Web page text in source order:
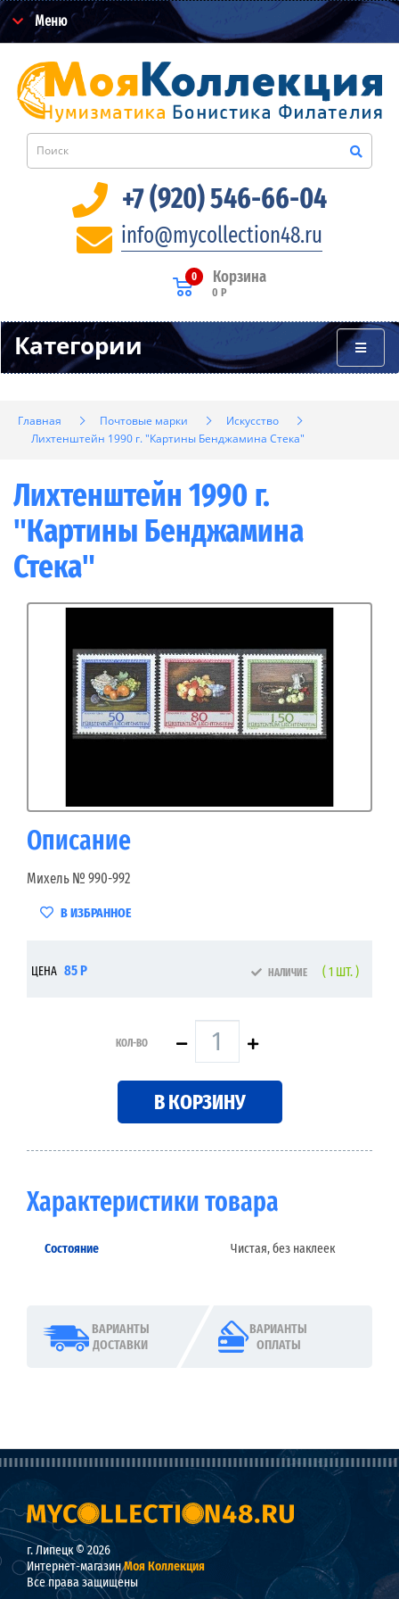
Меню
+7 (920) 546-66-04
info@mycollection48.ru
Корзина
0
0 Р
Категории
Главная Почтовые марки
Искусство
Лихтенштейн 1990 г. "Картины Бенджамина Стека"
Лихтенштейн 1990 г.
"Картины Бенджамина
Стека"
Описание
Михель № 990-992
В ИЗБРАННОЕ
ЦЕНА 85 Р НАЛИЧИЕ ( 1 ШТ. )
КОЛ-ВО
В КОРЗИНУ
Характеристики товара
Состояние Чистая, без наклеек
ВАРИАНТЫ
ДОСТАВКИ
ВАРИАНТЫ
ОПЛАТЫ
г. Липецк © 2026
Интернет-магазинМоя Коллекция
Все права защищены